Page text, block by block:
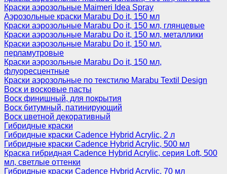
Краски аэрозольные Maimeri Idea Spray
Аэрозольные краски Marabu Do it, 150 мл
Краски аэрозольные Marabu Do it, 150 мл, глянцевые
Краски аэрозольные Marabu Do it, 150 мл, металлики
Краски аэрозольные Marabu Do it, 150 мл,
перламутровые
Краски аэрозольные Marabu Do it, 150 мл,
флуоресцентные
Краски аэрозольные по текстилю Marabu Textil Design
Воск и восковые пасты
Воск финишный, для покрытия
Воск битумный, патинирующий
Воск цветной декоративный
Гибридные краски
Гибридные краски Cadence Hybrid Acrylic, 2 л
Гибридные краски Cadence Hybrid Acrylic, 500 мл
Краска гибридная Cadence Hybrid Acrylic, серия Loft, 500
мл, светлые оттенки
Гибридные краски Cadence Hybrid Acrylic, 70 мл